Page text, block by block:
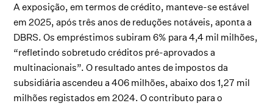
A exposição, em termos de crédito, manteve-se estável
em 2025, após três anos de reduções notáveis, aponta a
DBRS. Os empréstimos subiram 6% para 4,4 mil milhões,
“refletindo sobretudo créditos pré-aprovados a
multinacionais”. O resultado antes de impostos da
subsidiária ascendeu a 406 milhões, abaixo dos 1,27 mil
milhões registados em 2024. O contributo para o